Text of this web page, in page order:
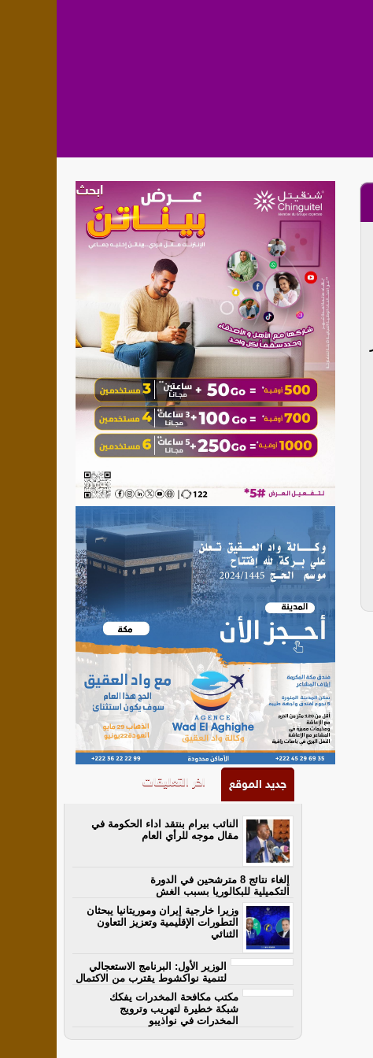
جديد الموقع اخر التعليقات
النائب بيرام بنتقد اداء الحكومة في
مقال موجه للرأي العام
إلغاء نتائج 8 مترشحين في الدورة
التكميلية للبكالوريا بسبب الغش
وزيرا خارجية إيران وموريتانيا يبحثان
التطورات الإقليمية وتعزيز التعاون
الثنائي
الوزير الأول: البرنامج الاستعجالي
لتنمية نواكشوط يقترب من الاكتمال
مكتب مكافحة المخدرات يفكك
شبكة خطيرة لتهريب وترويج
المخدرات في نواذيبو